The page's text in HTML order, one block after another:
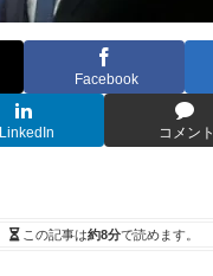
Facebook
LinkedIn コメント
この記事は約8分で読めます。